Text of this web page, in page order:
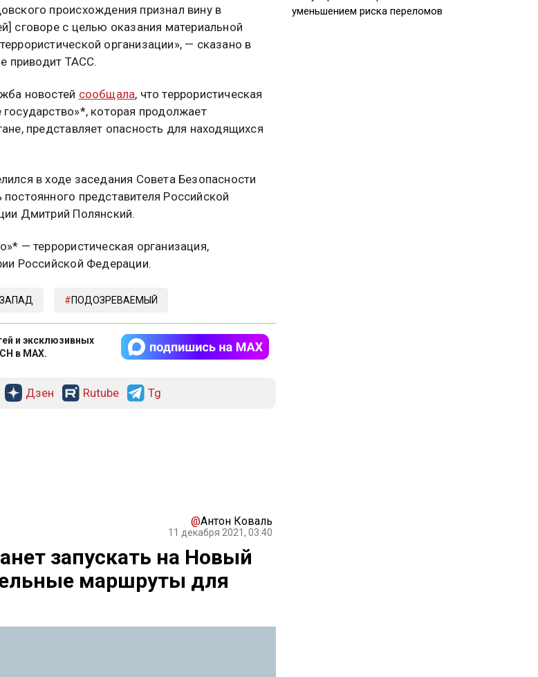
происхождения признал вину в
сговоре с целью оказания материальной
организации», — сказано в
приводит ТАСС.
новостей сообщала, что террористическая
которая продолжает
представляет опасность для находящихся
в ходе заседания Совета Безопасности
представителя Российской
Дмитрий Полянский.
— террористическая организация,
Российской Федерации.
ЗАПАД ПОДОЗРЕВАЕМЫЙ
и эксклюзивных
в MAX.
Дзен Rutube Tg
@Антон Коваль
11 декабря 2021, 03:40
запускать на Новый
маршруты для
уменьшением риска переломов